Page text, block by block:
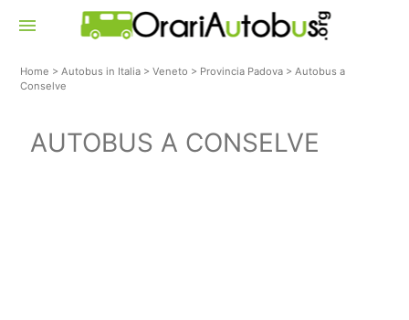
menu
Home >Autobus in Italia >Veneto > Provincia Padova >Autobus a
Conselve
AUTOBUS A CONSELVE